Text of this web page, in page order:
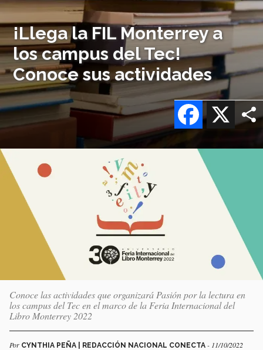
¡Llega la FIL Monterrey a
los campus del Tec!
Conoce sus actividades
X
Facebook
Imagen
logo
Conoce las actividades que organizará Pasión por la lectura en
los campus del Tec en el marco de la Feria Internacional del
Libro Monterrey 2022
Por CYNTHIA PEÑA | REDACCIÓN NACIONAL CONECTA - 11/10/2022